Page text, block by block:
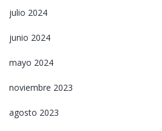
julio 2024
junio 2024
mayo 2024
noviembre 2023
agosto 2023